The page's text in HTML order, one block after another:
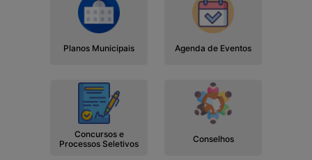
Planos Municipais Agenda de Eventos
Concursos e
Processos Seletivos
Conselhos